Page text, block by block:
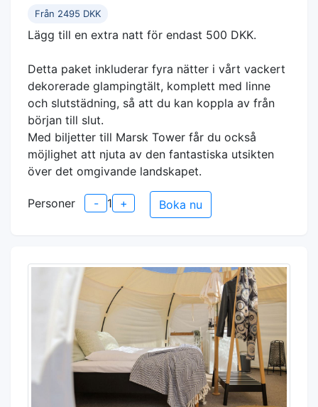
Från 2495 DKK
Lägg till en extra natt för endast 500 DKK.
Detta paket inkluderar fyra nätter i vårt vackert
dekorerade glampingtält, komplett med linne
och slutstädning, så att du kan koppla av från
början till slut.
Med biljetter till Marsk Tower får du också
möjlighet att njuta av den fantastiska utsikten
över det omgivande landskapet.
Personer - 1 + Boka nu